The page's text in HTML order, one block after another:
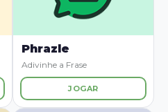
Phrazle
Adivinhe a Frase
JOGAR